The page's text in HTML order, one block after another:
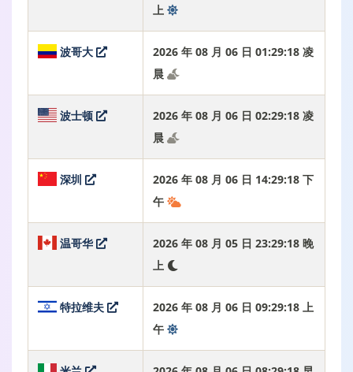
上
波哥大
2026 年 08 月 06 日 01:29:19 凌
晨
波士顿
2026 年 08 月 06 日 02:29:19 凌
晨
深圳
2026 年 08 月 06 日 14:29:19 下
午
温哥华
2026 年 08 月 05 日 23:29:19 晚
上
特拉维夫
2026 年 08 月 06 日 09:29:19 上
午